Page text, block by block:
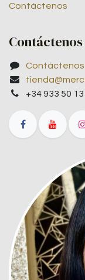
Contáctenos
Contáctenos
Contáctenos
+34 933 50